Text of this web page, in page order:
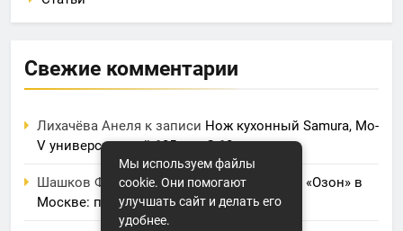
Свежие комментарии
Лихачёва Анеля к записи Нож кухонный Samura, Mo-
V универсальный 125 мм, G-10
Шашков Фролк записиФулфилмент для «Озон» в
Москве: полный обзор услуг и цен
Мы используем файлы
cookie. Они помогают
улучшать сайт и делать его
удобнее.